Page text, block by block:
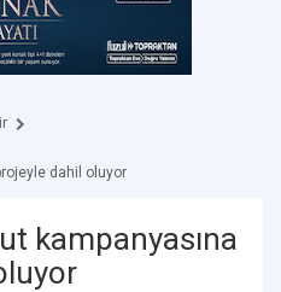
dahil oluyor
kampanyasına